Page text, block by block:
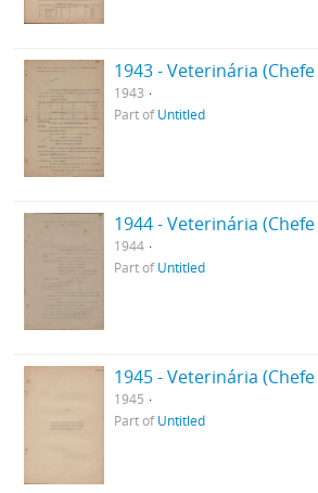
1943
Part ofUntitled
1944
Part ofUntitled
1945
Part ofUntitled